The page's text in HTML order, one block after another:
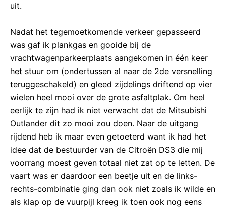
uit.
Nadat het tegemoetkomende verkeer gepasseerd
was gaf ik plankgas en gooide bij de
vrachtwagenparkeerplaats aangekomen in één keer
het stuur om (ondertussen al naar de 2de versnelling
teruggeschakeld) en gleed zijdelings driftend op vier
wielen heel mooi over de grote asfaltplak. Om heel
eerlijk te zijn had ik niet verwacht dat de Mitsubishi
Outlander dit zo mooi zou doen. Naar de uitgang
rijdend heb ik maar even getoeterd want ik had het
idee dat de bestuurder van de Citroën DS3 die mij
voorrang moest geven totaal niet zat op te letten. De
vaart was er daardoor een beetje uit en de links-
rechts-combinatie ging dan ook niet zoals ik wilde en
als klap op de vuurpijl kreeg ik toen ook nog eens